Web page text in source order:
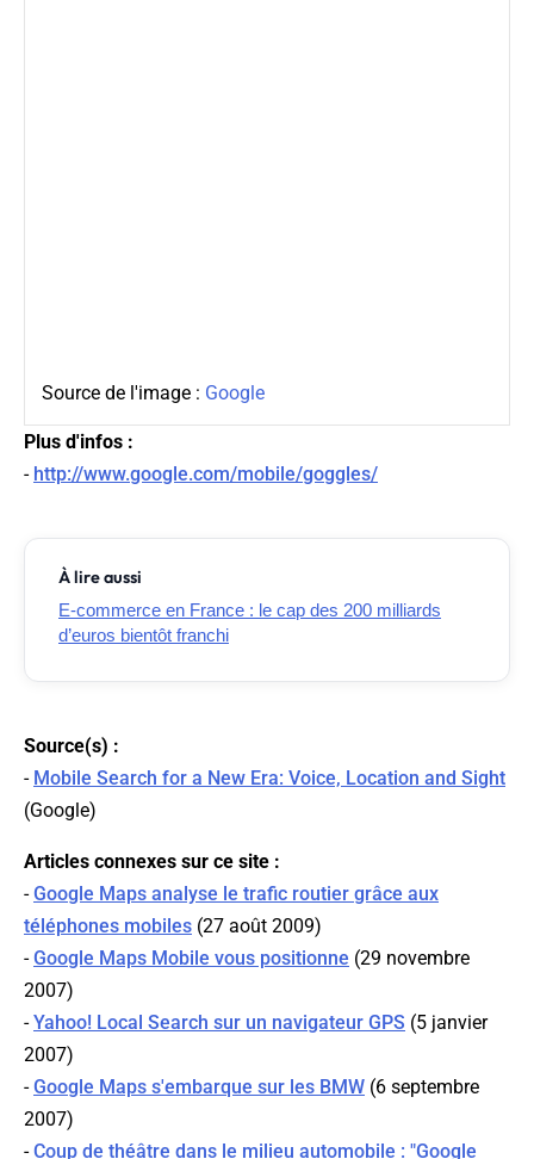
Source de l'image : Google
Plus d'infos :
- http://www.google.com/mobile/goggles/
À lire aussi
E-commerce en France : le cap des 200 milliards
d’euros bientôt franchi
Source(s) :
- Mobile Search for a New Era: Voice, Location and Sight
(Google)
Articles connexes sur ce site :
-Google Maps analyse le trafic routier grâce aux
téléphones mobiles (27 août 2009)
-Google Maps Mobile vous positionne (29 novembre
2007)
-Yahoo! Local Search sur un navigateur GPS (5 janvier
2007)
-Google Maps s'embarque sur les BMW (6 septembre
2007)
-Coup de théâtre dans le milieu automobile : "Google